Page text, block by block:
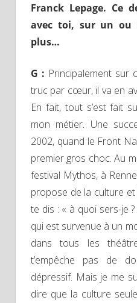
Franck Lepage. Ce
avec toi, sur un ou
plus…
G : Principalement sur
truc par cœur, il va en
En fait, tout s’est fait
mon métier. Une
2002, quand le Front
premier gros choc. Au
festival Mythos, à
propose de la culture
te dis : « à quoi sers-je
qui est survenue à un
dans tous les
t’empêche pas de
dépressif. Mais je me
dire que la culture